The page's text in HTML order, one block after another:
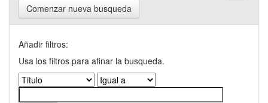
Comenzar nueva busqueda
Añadir filtros:
Usa los filtros para afinar la busqueda.